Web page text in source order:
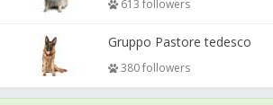
613 followers
Gruppo Pastore tedesco
380 followers